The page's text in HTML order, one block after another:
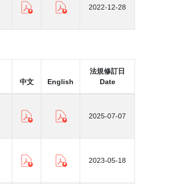
2022-12-28
中文 English
法規修訂日
Date
2025-07-07
2023-05-18